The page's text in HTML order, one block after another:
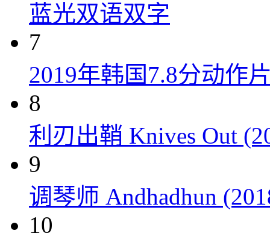
蓝光双语双字
7
2019年韩国7.8分动作
8
利刃出鞘 Knives Out
9
调琴师 Andhadhun
10